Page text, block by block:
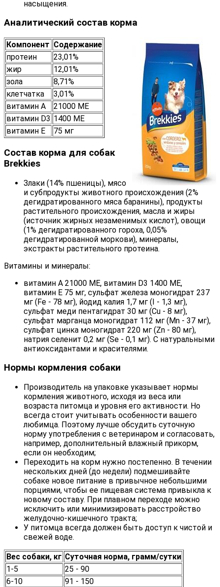
насыщения.
Аналитический состав корма
Компонент Содержание
протеин
23,01%
жир
12,01%
зола
8,71%
клетчатка
3,01%
витамин А
21000 МЕ
витамин D3 1400 МЕ
витамин Е
75 мг
Состав корма для собак
Brekkies
Злаки (14% пшеницы), мясо
и субпродукты животного происхождения (2%
дегидратированного мяса баранины), продукты
растительного происхождения, масла и жиры
(источник жирных незаменимых кислот), овощи
(1% дегидратированного гороха, 0,05%
дегидратированной моркови), минералы,
экстракты растительного протеина.
Витамины и минералы:
витамин А 21000 МЕ, витамин D3 1400 МЕ,
витамин E 75 мг, сульфат железа моногидрат 237
мг (Fe - 78 мг), йодид калия 1,7 мг (I - 1,3 мг),
сульфат меди пентагидрат 30 мг (Cu - 8 мг),
сульфат марганца моногидрат 112 мг (Mn - 37 мг),
сульфат цинка моногидрат 220 мг (Zn - 80 мг),
натрия селенит 0,2 мг (Se - 0,1 мг). С натуральными
антиоксидантами и красителями.
Нормы кормления собаки
Производитель на упаковке указывает нормы
кормления животного, исходя из веса или
возраста питомца и уровня его активности. Но
всегда стоит учитывать особенности вашего
любимца. Поэтому лучше обсудить суточную
норму употребления с ветеринаром и согласовать,
например, дополнительный влажный прикорм,
если он необходим;
Переходить на корм нужно постепенно. В течении
нескольких дней (до недели) подмешивайте
собаке новое питание в привычное небольшими
порциями, чтобы ее пищевая система привыкла к
новому составу. При плавном переходе можно
исключить или минимизировать расстройство
желудочно-кишечного тракта;
У питомца всегда должен быть доступ к чистой и
свежей воде.
Вес собаки, кг Суточная норма, грамм/сутки
1-5
25 - 90
6-10
91 - 150